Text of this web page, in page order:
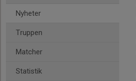
Nyheter
Truppen
Matcher
Statistik